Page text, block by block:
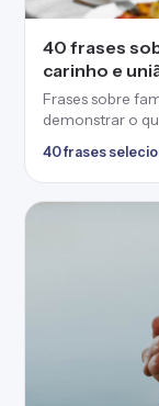
40 frases
carinho e
Frases sobre
demonstrar o
40 frases